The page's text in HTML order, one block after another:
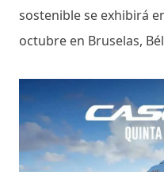
sostenible se exhibirá
octubre en Bruselas,